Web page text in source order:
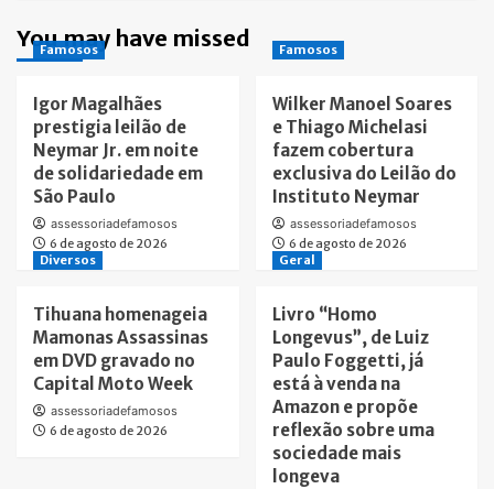
You may have missed
Famosos
Igor Magalhães
prestigia leilão de
Neymar Jr. em noite
de solidariedade em
São Paulo
assessoriadefamosos
6 de agosto de 2026
Famosos
Wilker Manoel Soares
e Thiago Michelasi
fazem cobertura
exclusiva do Leilão do
Instituto Neymar
assessoriadefamosos
6 de agosto de 2026
Diversos
Tihuana homenageia
Mamonas Assassinas
em DVD gravado no
Capital Moto Week
assessoriadefamosos
6 de agosto de 2026
Geral
Livro “Homo
Longevus”, de Luiz
Paulo Foggetti, já
está à venda na
Amazon e propõe
reflexão sobre uma
sociedade mais
longeva